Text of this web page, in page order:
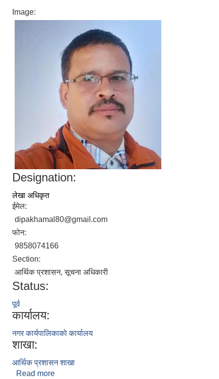
Image:
Designation:
लेखा अधिकृत
ईमेल:
dipakhamal80@gmail.com
फोन:
9858074166
Section:
आर्थिक प्रशासन, सूचना अधिकारी
Status:
पूर्व
कार्यालय:
नगर कार्यपालिकाको कार्यालय
शाखा:
आर्थिक प्रशासन शाखा
Read more